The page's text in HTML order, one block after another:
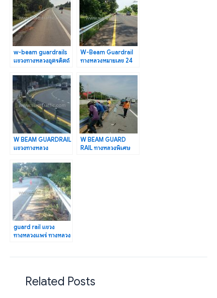
w-beam guardrails
แขวงทางหลวงอุตรดิตถ์
W-Beam Guardrail
ทางหลวงหมายเลข 24
ตะแบก
W BEAM GUARDRAIL
แขวงทางหลวง
1,092 เมตร
W BEAM GUARD
RAIL ทางหลวงพิเศษ
guard rail แขวง
ทางหลวงแพร่ ทางหลวง
Related Posts